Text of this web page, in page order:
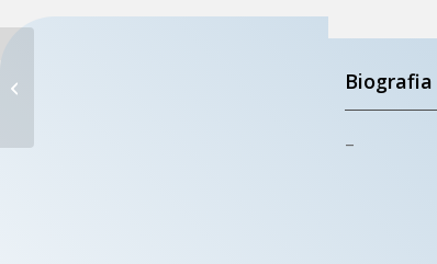
Biografia
–